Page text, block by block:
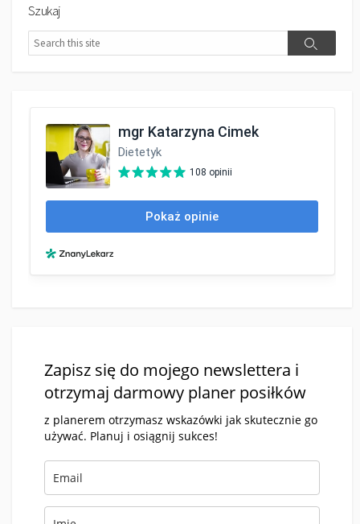
Szukaj
Zapisz się do mojego newslettera i
otrzymaj darmowy planer posiłków
z planerem otrzymasz wskazówki jak skutecznie go
używać. Planuj i osiągnij sukces!